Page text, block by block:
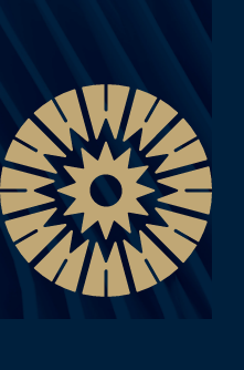
Главная/Новости
«Импакт» совместно с
(World Class) провели добрую
«ИМПАКТ»
ПАРТНЕРОМ
ФОРУМ»